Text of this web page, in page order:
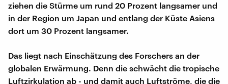
ziehen die Stürme um rund 20 Prozent langsamer und
in der Region um Japan und entlang der Küste Asiens
dort um 30 Prozent langsamer.
Das liegt nach Einschätzung des Forschers an der
globalen Erwärmung. Denn die schwächt die tropische
Luftzirkulation ab - und damit auch Luftströme, die die